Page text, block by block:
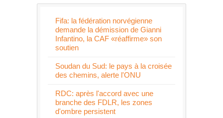
Fifa: la fédération norvégienne
demande la démission de Gianni
Infantino, la CAF «réaffirme» son
soutien
Soudan du Sud: le pays à la croisée
des chemins, alerte l'ONU
RDC: après l'accord avec une
branche des FDLR, les zones
d'ombre persistent